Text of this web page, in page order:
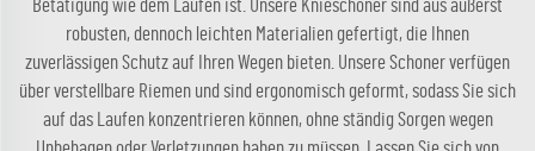
Betätigung wie dem Laufen ist. Unsere Knieschoner sind aus äußerst
robusten, dennoch leichten Materialien gefertigt, die Ihnen
zuverlässigen Schutz auf Ihren Wegen bieten. Unsere Schoner verfügen
über verstellbare Riemen und sind ergonomisch geformt, sodass Sie sich
auf das Laufen konzentrieren können, ohne ständig Sorgen wegen